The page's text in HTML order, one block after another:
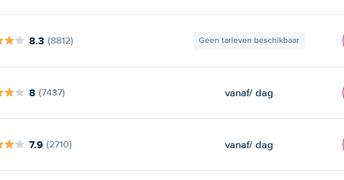
8.3 (8812) Geen tarieven beschikbaar
8 (7437) vanaf/ dag
7.9 (2710) vanaf/ dag